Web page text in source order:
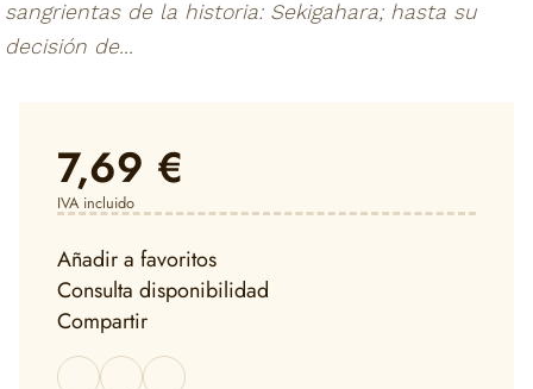
sangrientas de la historia: Sekigahara; hasta su
decisión de...
7,69 €
IVA incluido
Añadir a favoritos
Consulta disponibilidad
Compartir